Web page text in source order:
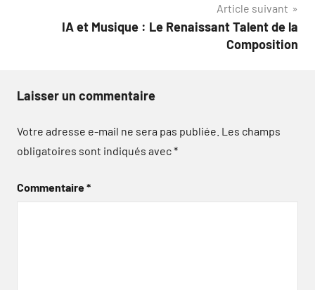
Article suivant
IA et Musique : Le Renaissant Talent de la
Composition
Laisser un commentaire
Votre adresse e-mail ne sera pas publiée. Les champs
obligatoires sont indiqués avec*
Commentaire*